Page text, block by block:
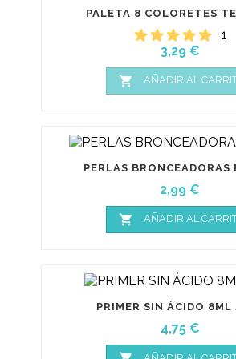
PALETA 8 COLORETES
1
Precio
3,29 €
 AÑADIR AL
PERLAS BRONCEADORAS
Precio
2,99 €
 AÑADIR AL
PRIMER SIN ÁCIDO 8ML
Precio
4,75 €